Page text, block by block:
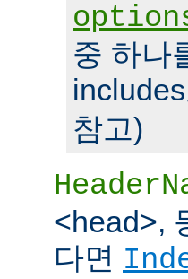
중 하나
참고)
<head>,
다면